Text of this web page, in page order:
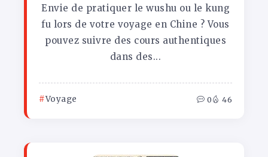
Envie de pratiquer le wushu ou le kung
fu lors de votre voyage en Chine ? Vous
pouvez suivre des cours authentiques
dans des...
Voyage 0 46